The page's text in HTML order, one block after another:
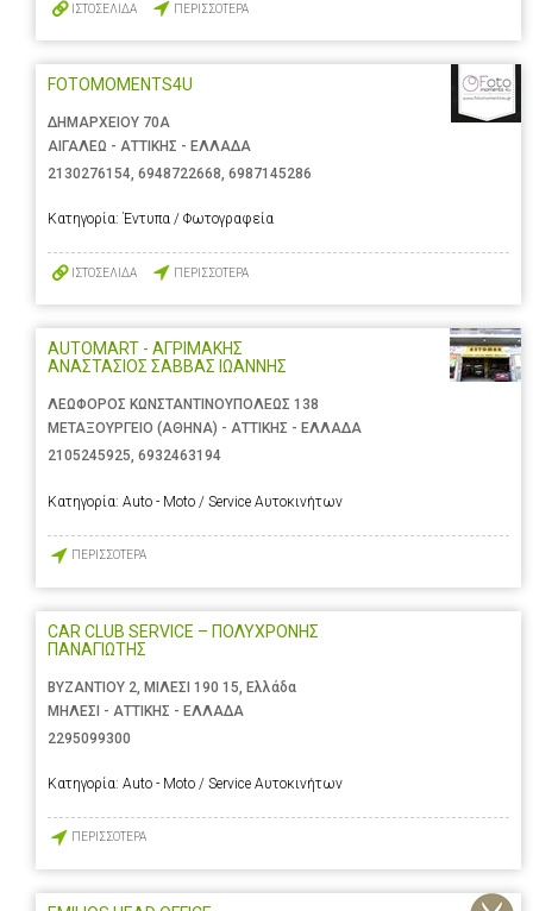
ΙΣΤΟΣΕΛΙΔΑ ΠΕΡΙΣΣΟΤΕΡΑ
FOTOMOMENTS4U
ΔΗΜΑΡΧΕΙΟΥ 70Α
ΑΙΓΑΛΕΩ - ΑΤΤΙΚΗΣ - ΕΛΛΑΔΑ
2130276154, 6948722668, 6987145286
Κατηγορία: Έντυπα / Φωτογραφεία
ΙΣΤΟΣΕΛΙΔΑ ΠΕΡΙΣΣΟΤΕΡΑ
AUTOMART - ΑΓΡΙΜΑΚΗΣ
ΑΝΑΣΤΑΣΙΟΣ ΣΑΒΒΑΣ ΙΩΑΝΝΗΣ
ΛΕΩΦΟΡΟΣ ΚΩΝΣΤΑΝΤΙΝΟΥΠΟΛΕΩΣ 138
ΜΕΤΑΞΟΥΡΓΕΙΟ (ΑΘΗΝΑ) - ΑΤΤΙΚΗΣ - ΕΛΛΑΔΑ
2105245925, 6932463194
Κατηγορία: Auto - Moto / Service Αυτοκινήτων
ΠΕΡΙΣΣΟΤΕΡΑ
CAR CLUB SERVICE – ΠΟΛΥΧΡΟΝΗΣ
ΠΑΝΑΓΙΩΤΗΣ
ΒΥΖΑΝΤΙΟΥ 2, ΜΙΛΕΣΙ 190 15, Ελλάδα
ΜΗΛΕΣΙ - ΑΤΤΙΚΗΣ - ΕΛΛΑΔΑ
2295099300
Κατηγορία: Auto - Moto / Service Αυτοκινήτων
ΠΕΡΙΣΣΟΤΕΡΑ